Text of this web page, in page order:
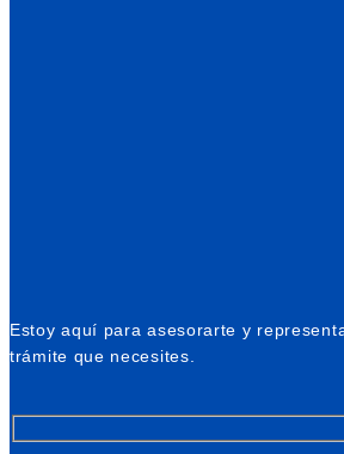
Estoy aquí para asesorarte y
trámite que necesites.